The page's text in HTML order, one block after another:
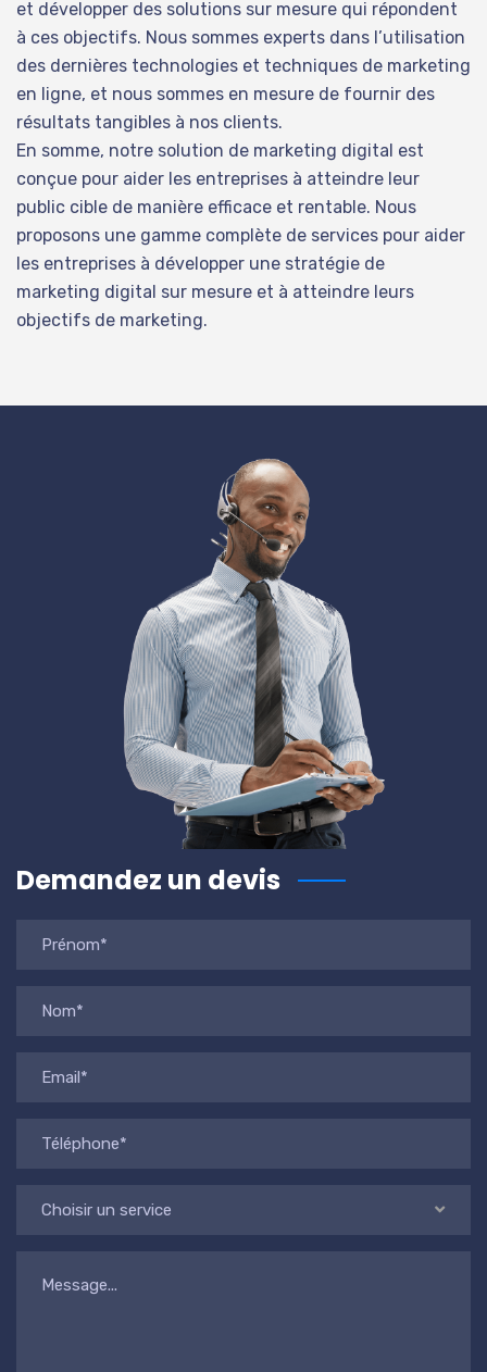
et développer des solutions sur mesure qui répondent
à ces objectifs. Nous sommes experts dans l’utilisation
des dernières technologies et techniques de marketing
en ligne, et nous sommes en mesure de fournir des
résultats tangibles à nos clients.
En somme, notre solution de marketing digital est
conçue pour aider les entreprises à atteindre leur
public cible de manière efficace et rentable. Nous
proposons une gamme complète de services pour aider
les entreprises à développer une stratégie de
marketing digital sur mesure et à atteindre leurs
objectifs de marketing.
Demandez un devis
Choisir un service